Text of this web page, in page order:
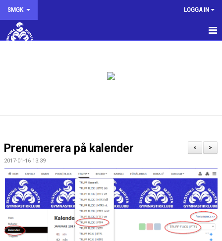
SMGK LOGGA IN
STYRELSEN
OM KLUBBEN
SMGK SHOPPEN
DOKUMENT
>
<
Prenumerera på kalender
2017-01-16 13:39